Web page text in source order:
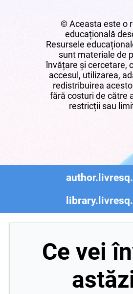
© Aceasta este o
educațională
Resursele
sunt materiale de
învățare și cercetare,
accesul, utilizarea,
redistribuirea
fără costuri de către
restricții sau
Ce vei